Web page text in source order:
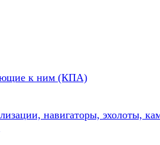
к ним (КПА)
навигаторы, эхолоты,